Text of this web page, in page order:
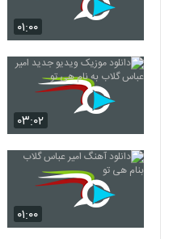
۰۱:۰۰
۰۳:۰۲
۰۱:۰۰